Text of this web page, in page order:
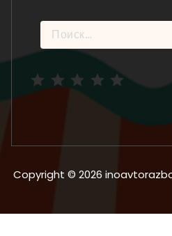
Найти:
Copyright © 2026